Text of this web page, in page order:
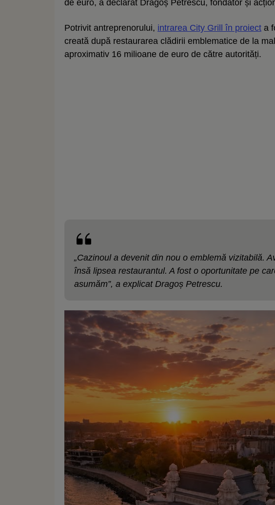
de euro, a declarat Dragoș Petrescu, fondator și
Potrivit antreprenorului, intrarea City Grill în proiect a
creată după restaurarea clădirii emblematice de la
aproximativ 16 milioane de euro de către autorități.
„Cazinoul a devenit din nou o emblemă vizitabilă.
însă lipsea restaurantul. A fost o oportunitate pe
asumăm”, a explicat Dragoș Petrescu.